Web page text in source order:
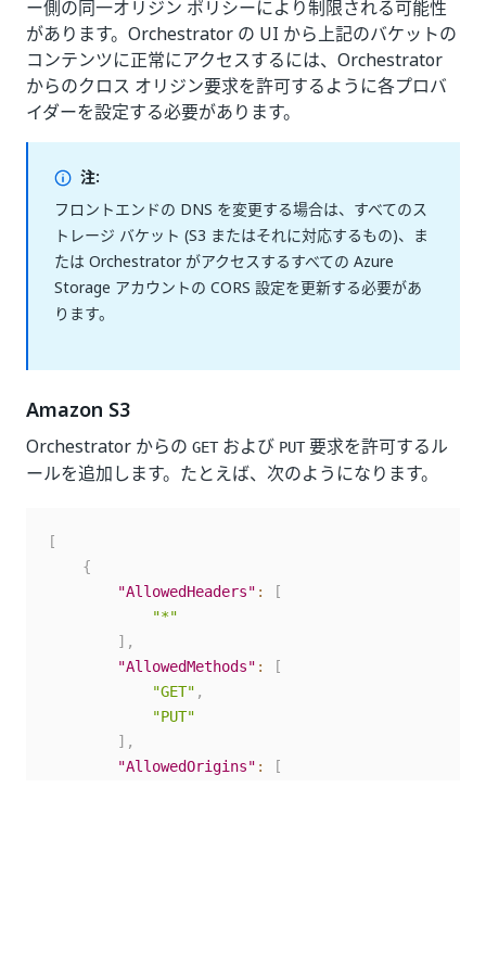
ー側の同一オリジン ポリシーにより制限される可能性
があります。Orchestrator の UI から上記のバケットの
コンテンツに正常にアクセスするには、Orchestrator
からのクロス オリジン要求を許可するように各プロバ
イダーを設定する必要があります。
注:
フロントエンドの DNS を変更する場合は、すべてのス
トレージ バケット (S3 またはそれに対応するもの)、ま
たは Orchestrator がアクセスするすべての Azure
Storage アカウントの CORS 設定を更新する必要があ
ります。
Amazon S3
Orchestrator からの GETおよび PUT要求を許可するル
ールを追加します。たとえば、次のようになります。
[
{
"AllowedHeaders" :
[
"*"
] ,
"AllowedMethods" :
[
"GET" ,
"PUT"
] ,
"AllowedOrigins" :
[